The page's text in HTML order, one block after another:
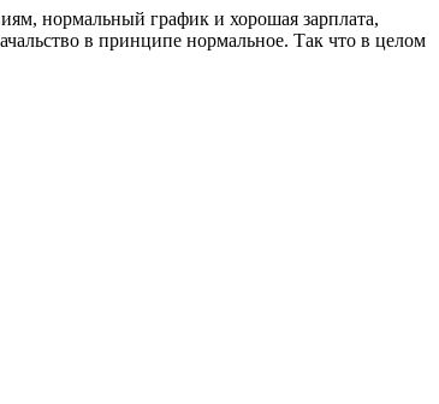
нормальный график и хорошая зарплата,
в принципе нормальное. Так что в целом